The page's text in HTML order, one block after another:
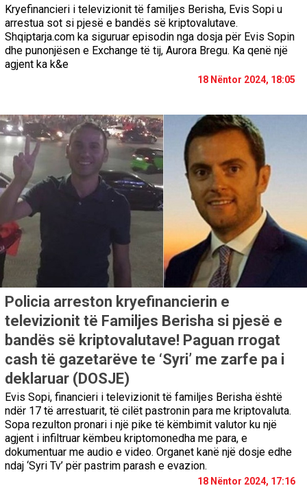
Kryefinancieri i televizionit të familjes Berisha, Evis Sopi u
arrestua sot si pjesë e bandës së kriptovalutave.
Shqiptarja.com ka siguruar episodin nga dosja për Evis Sopin
dhe punonjësen e Exchange të tij, Aurora Bregu. Ka qenë një
agjent ka k&e
18 Nëntor 2024, 18:05
Policia arreston kryefinancierin e
televizionit të Familjes Berisha si pjesë e
bandës së kriptovalutave! Paguan rrogat
cash të gazetarëve te ‘Syri’ me zarfe pa i
deklaruar (DOSJE)
Evis Sopi, financieri i televizionit të familjes Berisha është
ndër 17 të arrestuarit, të cilët pastronin para me kriptovaluta.
Sopa rezulton pronari i një pike të këmbimit valutor ku një
agjent i infiltruar këmbeu kriptomonedha me para, e
dokumentuar me audio e video. Organet kanë një dosje edhe
ndaj ‘Syri Tv’ për pastrim parash e evazion.
18 Nëntor 2024, 17:16